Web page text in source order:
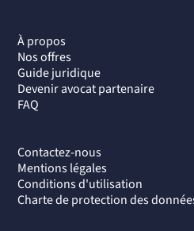
À propos
Nos offres
Guide juridique
Devenir avocat partenaire
FAQ
Contactez-nous
Mentions légales
Conditions d'utilisation
Charte de protection des